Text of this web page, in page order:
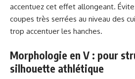
accentuez cet effet allongeant.
coupes très serrées au niveau des
trop accentuer les hanches.
Morphologie en V : pour
silhouette athlétique